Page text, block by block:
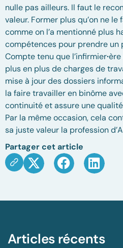
nulle pas ailleurs. Il faut le
valeur. Former plus qu’on ne
comme on l’a mentionné plus
compétences pour prendre un
Compte tenu que l’infirmier·ère
plus en plus de charges de
mise à jour des dossiers
la faire travailler en binôme
continuité et assure une
Par la même occasion, cela
sa juste valeur la profession
Partager cet article
Articles récents